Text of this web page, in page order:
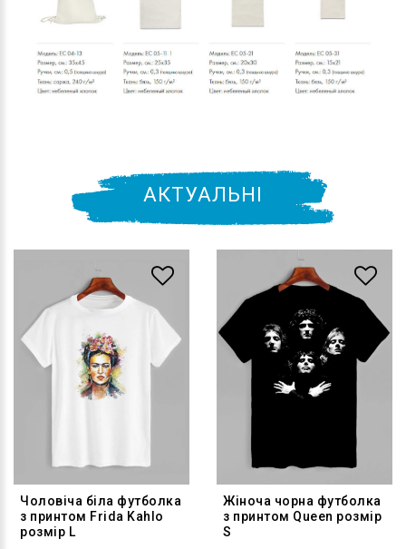
АКТУАЛЬНІ
Чоловіча біла футболка
з принтом Frida Kahlo
розмір L
Жіноча чорна футболка
з принтом Queen розмір
S